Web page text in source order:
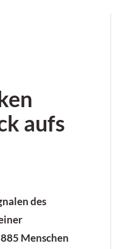
aufs
des
Menschen